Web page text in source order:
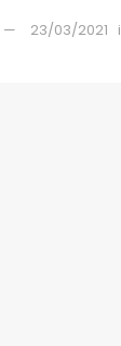
23/03/2021